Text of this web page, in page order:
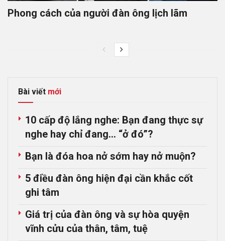
Phong cách của người đàn ông lịch lãm
Bài viết mới
10 cấp độ lắng nghe: Bạn đang thực sự
nghe hay chỉ đang… “ở đó”?
Bạn là đóa hoa nở sớm hay nở muộn?
5 điều đàn ông hiện đại cần khắc cốt
ghi tâm
Giá trị của đàn ông và sự hòa quyện
vĩnh cửu của thân, tâm, tuệ